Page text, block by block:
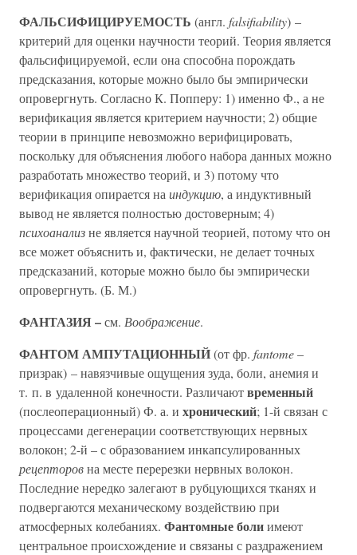
ФАЛЬСИФИЦИРУЕМОСТЬ (англ. falsifiability) –
критерий для оценки научности теорий. Теория является
фальсифицируемой, если она способна порождать
предсказания, которые можно было бы эмпирически
опровергнуть. Согласно К. Попперу: 1) именно Ф., а не
верификация является критерием научности; 2) общие
теории в принципе невозможно верифицировать,
поскольку для объяснения любого набора данных можно
разработать множество теорий, и 3) потому что
верификация опирается на индукцию, а индуктивный
вывод не является полностью достоверным; 4)
психоанализне является научной теорией, потому что он
все может объяснить и, фактически, не делает точных
предсказаний, которые можно было бы эмпирически
опровергнуть. (Б. М.)
ФАНТАЗИЯ –см. Воображение.
ФАНТОМ АМПУТАЦИОННЫЙ(от фр. fantome–
призрак) – навязчивые ощущения зуда, боли, анемия и
т. п. в удаленной конечности. Различаютвременный
(послеоперационный) Ф. а. и хронический; 1-й связан с
процессами дегенерации соответствующих нервных
волокон; 2-й – с образованием инкапсулированных
рецепторовна месте перерезки нервных волокон.
Последние нередко залегают в рубцующихся тканях и
подвергаются механическому воздействию при
атмосферных колебаниях. Фантомные болиимеют
центральное происхождение и связаны с раздражением